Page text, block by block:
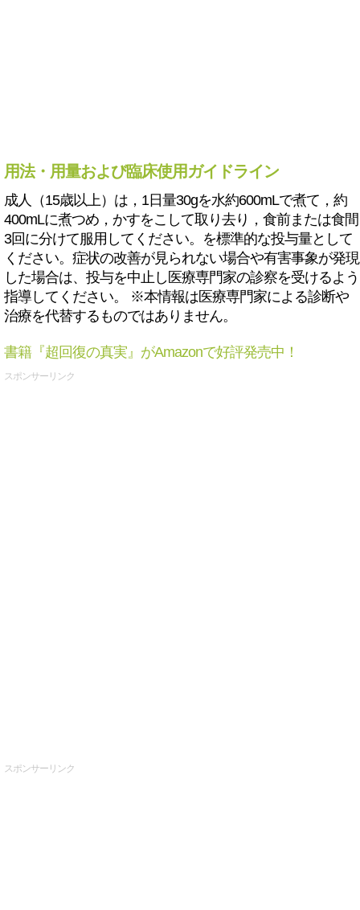
用法・用量および臨床使用ガイドライン
成人（15歳以上）は，1日量30gを水約600mLで煮て，約
400mLに煮つめ，かすをこして取り去り，食前または食間
3回に分けて服用してください。を標準的な投与量として
ください。症状の改善が見られない場合や有害事象が発現
した場合は、投与を中止し医療専門家の診察を受けるよう
指導してください。 ※本情報は医療専門家による診断や
治療を代替するものではありません。
書籍『超回復の真実』がAmazonで好評発売中！
スポンサーリンク
スポンサーリンク